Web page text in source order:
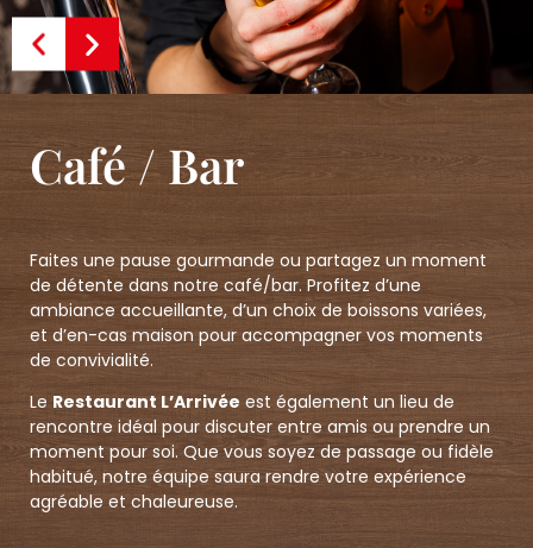
Café / Bar
Faites une pause gourmande ou partagez un moment
de détente dans notre café/bar. Profitez d’une
ambiance accueillante, d’un choix de boissons variées,
et d’en-cas maison pour accompagner vos moments
de convivialité.
Le Restaurant L’Arrivée est également un lieu de
rencontre idéal pour discuter entre amis ou prendre un
moment pour soi. Que vous soyez de passage ou fidèle
habitué, notre équipe saura rendre votre expérience
agréable et chaleureuse.